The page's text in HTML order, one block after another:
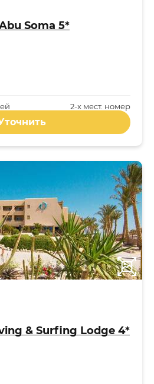
Soma 5*
2-x мест. номер
& Surfing Lodge 4*